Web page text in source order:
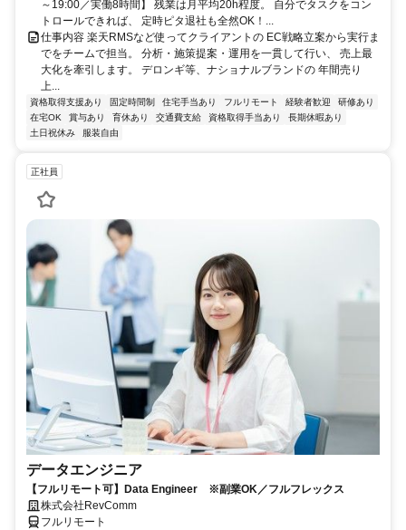
～19:00／実働8時間】 残業は月平均20h程度。 自分でタスクをコン
トロールできれば、 定時ピタ退社も全然OK！...
仕事内容 楽天RMSなど使ってクライアントの EC戦略立案から実行ま
でをチームで担当。 分析・施策提案・運用を一貫して行い、 売上最
大化を牽引します。 デロンギ等、ナショナルブランドの 年間売り
上...
資格取得支援あり 固定時間制 住宅手当あり フルリモート 経験者歓迎
研修あり
在宅OK
賞与あり 育休あり 交通費支給 資格取得手当あり
長期休暇あり
土日祝休み
服装自由
正社員
データエンジニア
【フルリモート可】Data Engineer ※副業OK／フルフレックス
株式会社RevComm
フルリモート